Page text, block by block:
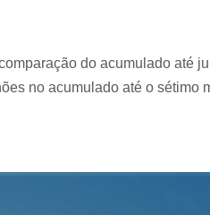
do acumulado até
no acumulado até o sétimo